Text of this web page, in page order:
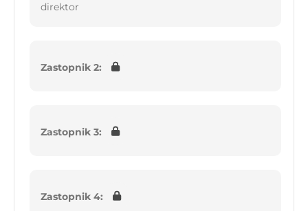
direktor
Zastopnik 2:
Zastopnik 3:
Zastopnik 4: